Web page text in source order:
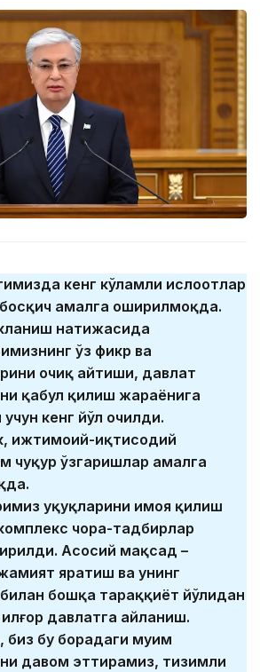
кенг кўламли ислоҳотлар
амалга оширилмоқда.
натижасида
ўз фикр ва
очиқ айтиши, давлат
қабул қилиш жараёнига
кенг йўл очилди.
ижтимоий-иқтисодий
чуқур ўзгаришлар амалга
ҳуқуқларини ҳимоя қилиш
чора-тадбирлар
Асосий мақсад –
яратиш ва унинг
бошқа тараққиёт йўлидан
давлатга айланиш.
биз бу борадаги муҳим
давом эттирамиз, тизимли